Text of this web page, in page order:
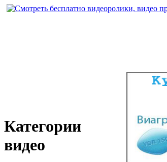
Категории
видео